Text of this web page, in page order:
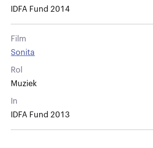
IDFA Fund 2014
Film
Sonita
Rol
Muziek
In
IDFA Fund 2013